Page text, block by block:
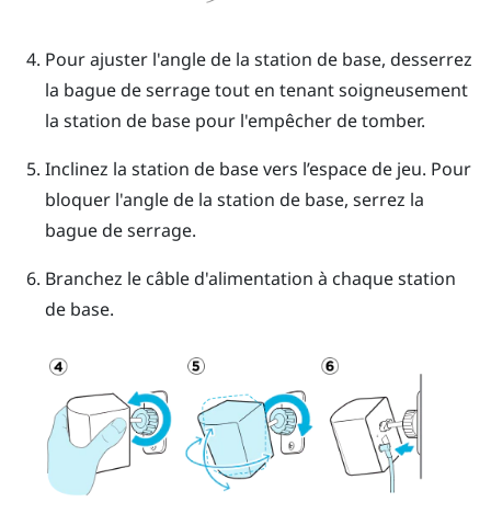
Pour ajuster l'angle de la station de base, desserrez
la bague de serrage tout en tenant soigneusement
la station de base pour l'empêcher de tomber.
Inclinez la station de base vers l’espace de jeu. Pour
bloquer l'angle de la station de base, serrez la
bague de serrage.
Branchez le câble d'alimentation à chaque station
de base.